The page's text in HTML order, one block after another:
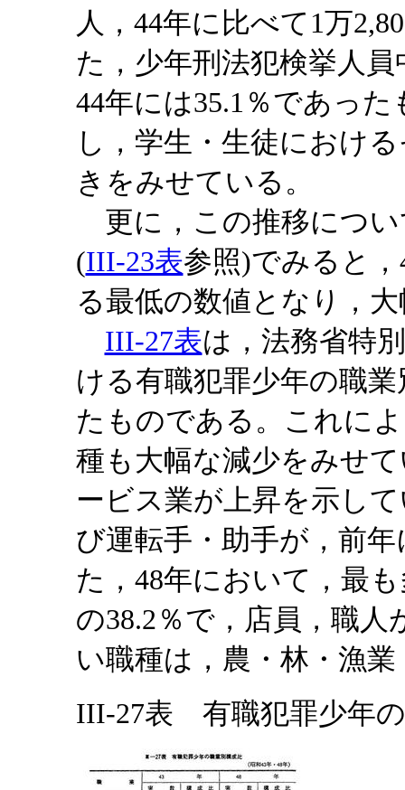
人，44年に比べて1万
た，少年刑法犯検挙人
44年には35.1％であっ
し，学生・生徒におけ
きをみせている。
更に，この推移につい
(III-23表参照)でみると
る最低の数値となり，
III-27表は，法務省特
ける有職犯罪少年の職
たものである。これに
種も大幅な減少をみせ
ービス業が上昇を示し
び運転手・助手が，前
た，48年において，最
の38.2％で，店員，職
い職種は，農・林・漁
III-27表 有職犯罪少年の